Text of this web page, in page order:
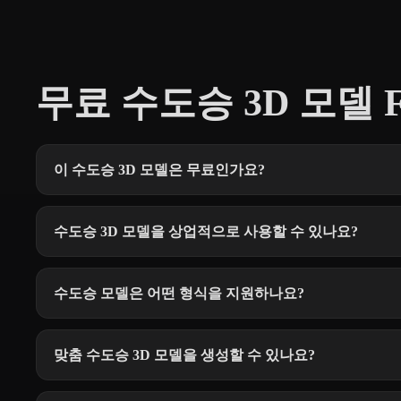
무료 수도승 3D 모델
이 수도승 3D 모델은 무료인가요?
수도승 3D 모델을 상업적으로 사용할 수 있나요?
수도승 모델은 어떤 형식을 지원하나요?
맞춤 수도승 3D 모델을 생성할 수 있나요?